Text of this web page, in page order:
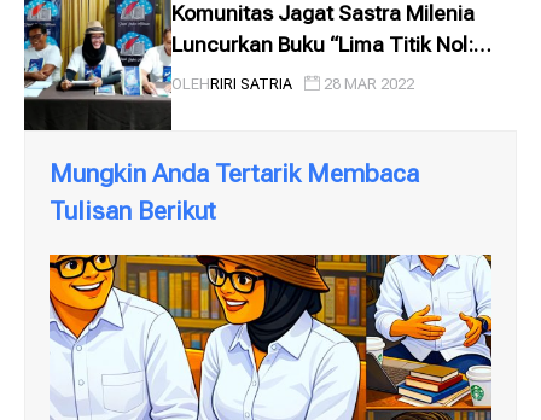
Komunitas Jagat Sastra Milenia
Luncurkan Buku “Lima Titik Nol:
Masyarakat Cerdas Dalam Puisi
OLEHRIRI SATRIA 28 MAR 2022
Mungkin Anda Tertarik Membaca
Tulisan Berikut